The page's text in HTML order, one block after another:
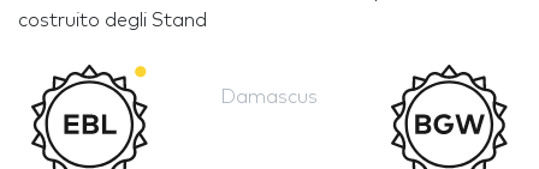
costruito degli Stand
Damascus